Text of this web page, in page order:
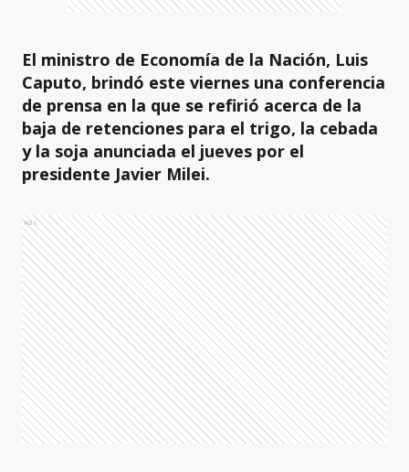
El ministro de Economía de la Nación, Luis
Caputo, brindó este viernes una conferencia
de prensa en la que se refirió acerca de la
baja de retenciones para el trigo, la cebada
y la soja anunciada el jueves por el
presidente Javier Milei.
Ads